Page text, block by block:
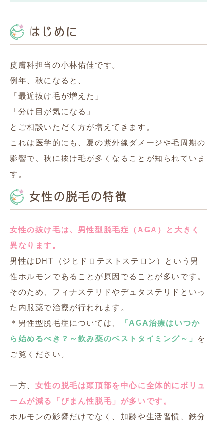
はじめに
皮膚科担当の小林佑佳です。
例年、秋になると、
「最近抜け毛が増えた」
「分け目が気になる」
とご相談いただく方が増えてきます。
これは医学的にも、夏の紫外線ダメージや毛周期の
影響で、秋に抜け毛が多くなることが知られていま
す。
女性の脱毛の特徴
女性の抜け毛は、男性型脱毛症（AGA）と大きく
異なります。
男性はDHT（ジヒドロテストステロン）という男
性ホルモンであることが原因でることが多いです。
そのため、フィナステリドやデュタステリドといっ
た内服薬で治療が行われます。
＊男性型脱毛症については、
「AGA治療はいつか
ら始めるべき？～飲み薬のベストタイミング～」
を
ご覧ください。
一方、 女性の脱毛は頭頂部を中心に全体的にボリュ
ームが減る「びまん性脱毛」が多いです。
ホルモンの影響だけでなく、加齢や生活習慣、鉄分